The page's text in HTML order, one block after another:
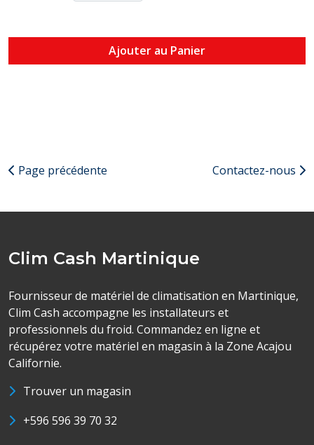
Ajouter au Panier
Page précédente Contactez-nous
Clim Cash Martinique
Fournisseur de matériel de climatisation en Martinique,
Clim Cash accompagne les installateurs et
professionnels du froid. Commandez en ligne et
récupérez votre matériel en magasin à la Zone Acajou
Californie.
Trouver un magasin
+596 596 39 70 32